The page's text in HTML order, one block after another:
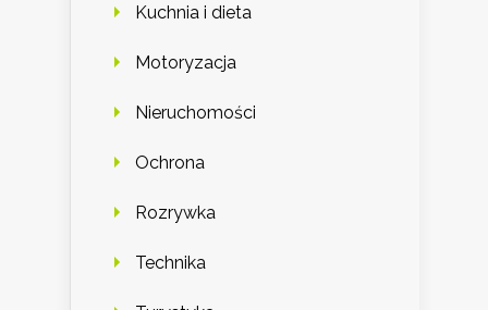
Kuchnia i dieta
Motoryzacja
Nieruchomości
Ochrona
Rozrywka
Technika